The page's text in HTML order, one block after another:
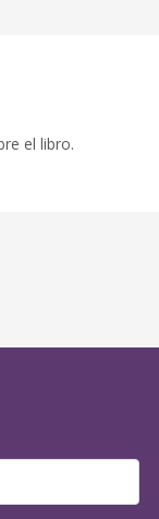
el libro.